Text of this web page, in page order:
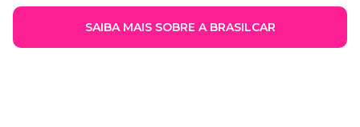
SAIBA MAIS SOBRE A BRASILCAR